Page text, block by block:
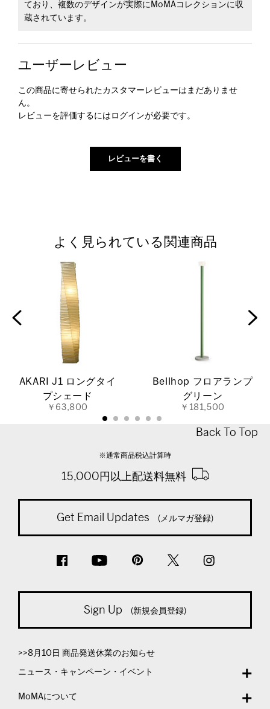
ており、複数のデザインが実際にMoMAコレクションに収
蔵されています。
ユーザーレビュー
この商品に寄せられたカスタマーレビューはまだありませ
ん。
レビューを評価するには ログインが必要です。
よく見られている関連商品
AKARI J1 ロングタイ
プシェード
￥63,800
Bellhop フロアランプ
グリーン
￥181,500
Back To Top
※通常商品税込計算時
15,000円以上配送料無料
Get Email Updates (メルマガ登録)
Sign Up (新規会員登録)
>>8月10日 商品発送休業のお知らせ
ニュース・キャンペーン・イベント
MoMAについて